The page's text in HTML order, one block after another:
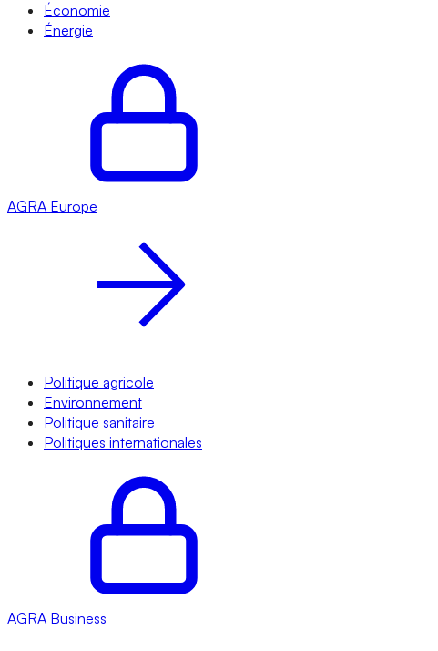
Économie
Énergie
AGRA Europe
Politique agricole
Environnement
Politique sanitaire
Politiques internationales
AGRA Business